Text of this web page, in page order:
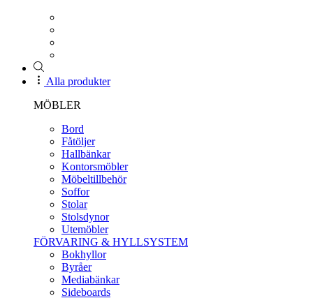
Alla produkter
MÖBLER
Bord
Fåtöljer
Hallbänkar
Kontorsmöbler
Möbeltillbehör
Soffor
Stolar
Stolsdynor
Utemöbler
FÖRVARING & HYLLSYSTEM
Bokhyllor
Byråer
Mediabänkar
Sideboards